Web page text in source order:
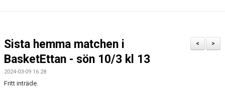
DOKUMENT
>
<
Sista hemma matchen i
BasketEttan - sön 10/3 kl 13
2024-03-09 16:28
Fritt inträde.